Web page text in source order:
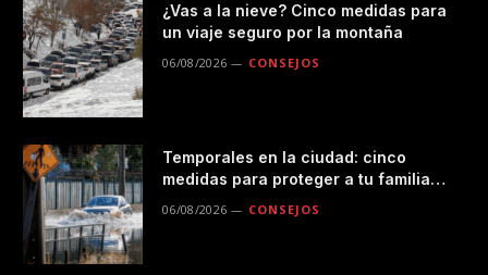
¿Vas a la nieve? Cinco medidas para
un viaje seguro por la montaña
06/08/2026 CONSEJOS
Temporales en la ciudad: cinco
medidas para proteger a tu familia
06/08/2026 CONSEJOS